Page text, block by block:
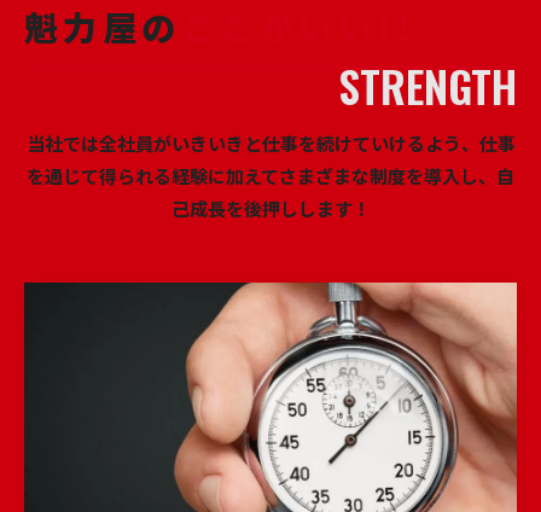
魁力屋の
当社では全社員がいきいきと仕事を続けていけるよう、 仕事
を通じて得られる経験に加えてさまざまな制度を導入し、 自
己成長を後押しします！